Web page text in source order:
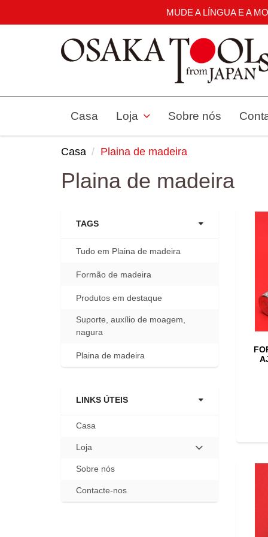
MUDE A LÍNGUA E A
Casa Loja Sobre nós
Casa Plaina de madeira
Plaina de madeira
TAGS
Tudo em Plaina de madeira
Formão de madeira
Produtos em destaque
Suporte, auxílio de moagem,
nagura
Plaina de madeira
LINKS ÚTEIS
Casa
Hit
enter
expand
submenu
Loja
Sobre nós
Contacte-nos